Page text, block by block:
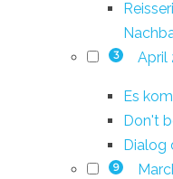
3 April
Es
Don't
Dialog
9